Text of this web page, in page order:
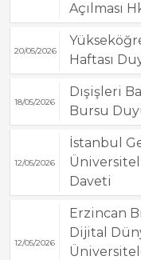
Açılması
20/05/2026
Haftası
18/05/2026
Dışişleri
Bursu
12/05/2026
İstanbul
Daveti
12/05/2026
Erzincan
Dijital